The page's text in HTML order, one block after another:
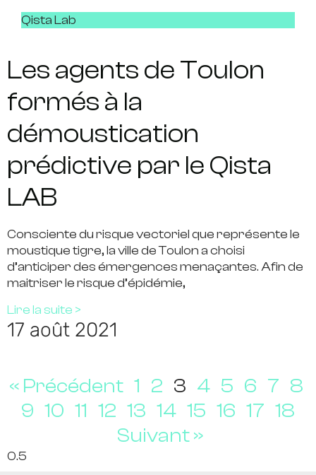
Qista Lab
Les agents de Toulon
formés à la
démoustication
prédictive par le Qista
LAB
Consciente du risque vectoriel que représente le
moustique tigre, la ville de Toulon a choisi
d’anticiper des émergences menaçantes. Afin de
maitriser le risque d’épidémie,
Lire la suite >
17 août 2021
« Précédent 1 2 3 4 5 6 7 8
9 10 11 12 13 14 15 16 17 18
Suivant »